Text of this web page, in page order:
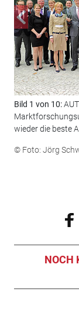
Bild 1 von 10:
wieder die beste
© Foto: Jörg
NOCH